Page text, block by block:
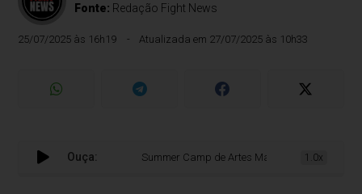
Fonte: Redação Fight News
25/07/2025 às 16h19 Atualizada em 27/07/2025 às 10h33
Ouça: Summer Camp de Artes Marciais arranca1.0x